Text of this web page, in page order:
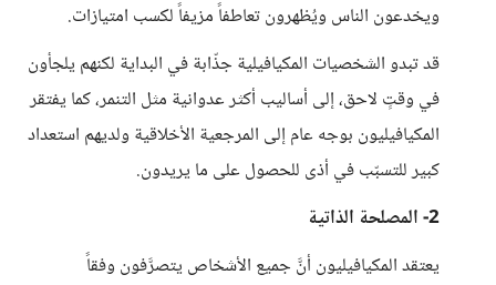
ويخدعون الناس ويُظهرون تعاطفاً مزيفاً لكسب امتيازات.
قد تبدو الشخصيات المكيافيلية جذّابة في البداية لكنهم يلجأون
في وقتٍ لاحق، إلى أساليب أكثر عدوانية مثل التنمر، كما يفتقر
المكيافيليون بوجه عام إلى المرجعية الأخلاقية ولديهم استعداد
كبير للتسبّب في أذى للحصول على ما يريدون.
2- المصلحة الذاتية
يعتقد المكيافيليون أنَّ جميع الأشخاص يتصرَّفون وفقاً